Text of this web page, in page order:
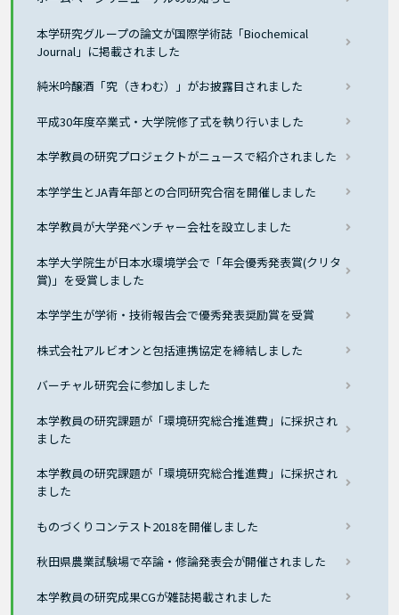
本学研究グループの論文が国際学術誌「Biochemical
Journal」に掲載されました
純米吟醸酒「究（きわむ）」がお披露目されました
平成30年度卒業式・大学院修了式を執り行いました
本学教員の研究プロジェクトがニュースで紹介されました
本学学生とJA青年部との合同研究合宿を開催しました
本学教員が大学発ベンチャー会社を設立しました
本学大学院生が日本水環境学会で「年会優秀発表賞(クリタ
賞)」を受賞しました
本学学生が学術・技術報告会で優秀発表奨励賞を受賞
株式会社アルビオンと包括連携協定を締結しました
バーチャル研究会に参加しました
本学教員の研究課題が「環境研究総合推進費」に採択され
ました
本学教員の研究課題が「環境研究総合推進費」に採択され
ました
ものづくりコンテスト2018を開催しました
秋田県農業試験場で卒論・修論発表会が開催されました
本学教員の研究成果CGが雑誌掲載されました